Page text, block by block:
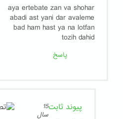
aya ertebate zan va shohar
abadi ast yani dar avaleme
bad ham hast ya na lotfan
tozih dahid
پاسخ
پیوند ثابت15
سال